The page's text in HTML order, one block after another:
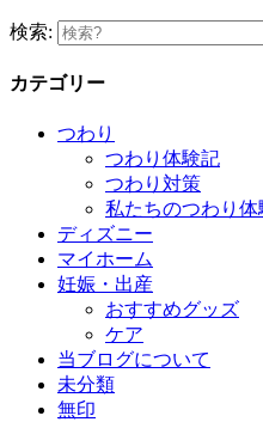
検索:
カテゴリー
つわり
つわり体験記
つわり対策
私たちのつわり体
ディズニー
マイホーム
妊娠・出産
おすすめグッズ
ケア
当ブログについて
未分類
無印